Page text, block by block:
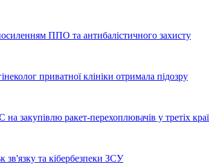
ППО та антибалістичного захисту
приватної клініки отримала підозру
закупівлю ракет-перехоплювачів у третіх
зв'язку та кібербезпеки ЗСУ